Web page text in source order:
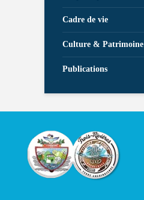
Cadre de vie
Culture & Patrimoine
Publications